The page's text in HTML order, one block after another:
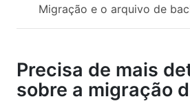
Migração e o arquivo de
Precisa de mais
sobre a migração